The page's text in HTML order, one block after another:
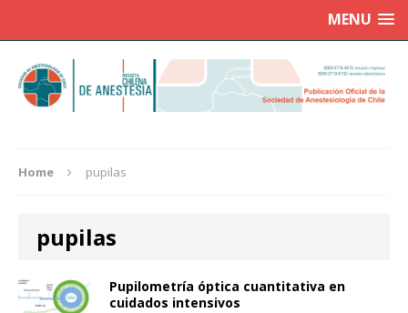
MENU
Home pupilas
pupilas
Pupilometría óptica cuantitativa en
cuidados intensivos